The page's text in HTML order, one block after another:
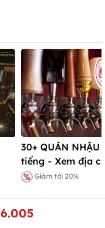
30+ QUÁN
tiếng - Xem địa
nhấtGiảm tới 20%